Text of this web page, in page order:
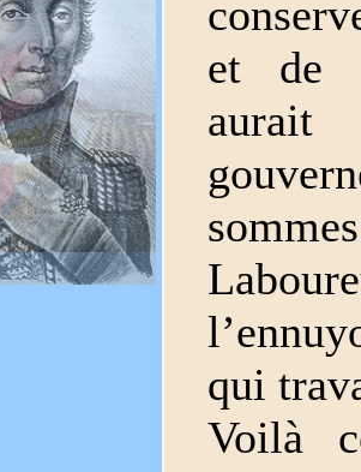
et de
qui
Voilà